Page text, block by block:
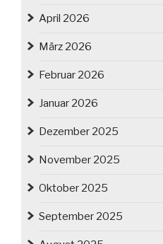
April 2026
März 2026
Februar 2026
Januar 2026
Dezember 2025
November 2025
Oktober 2025
September 2025